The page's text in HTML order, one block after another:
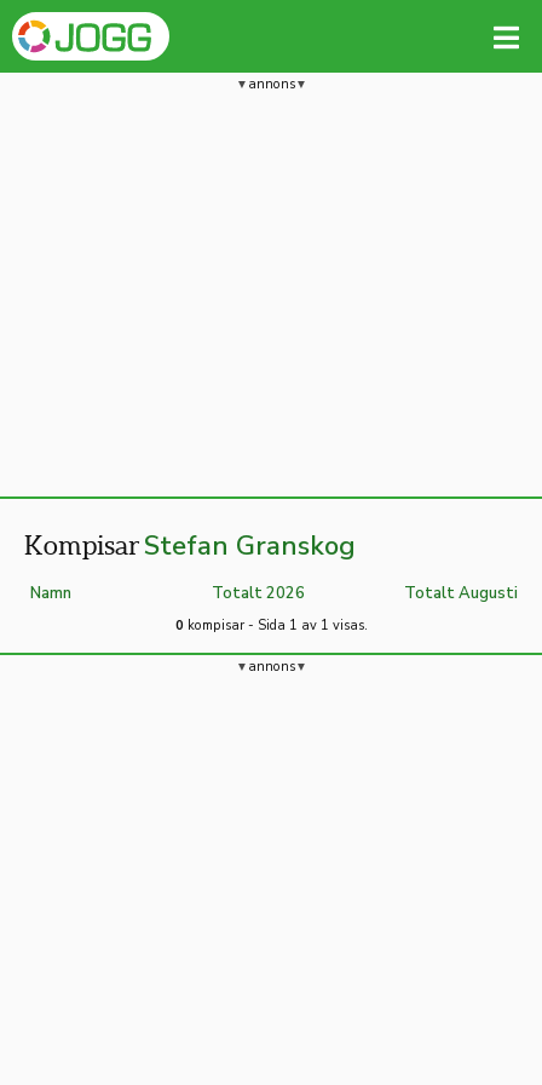
annons
KompisarStefan Granskog
Namn Totalt 2026 Totalt Augusti
0 kompisar - Sida 1 av 1 visas.
annons